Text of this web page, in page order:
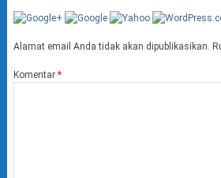
Alamat email Anda tidak akan dipublikasikan.
Komentar *